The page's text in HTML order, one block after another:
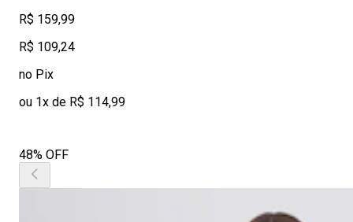
R$ 159,99
R$ 109,24
no Pix
ou 1x de R$ 114,99
48% OFF